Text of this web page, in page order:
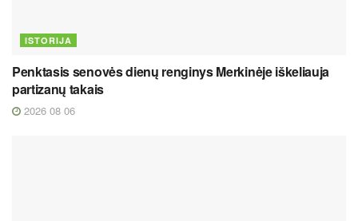
ISTORIJA
Penktasis senovės dienų renginys Merkinėje iškeliauja
partizanų takais
2026 08 06